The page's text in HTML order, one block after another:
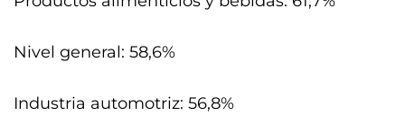
Nivel general: 58,6%
Industria automotriz: 56,8%